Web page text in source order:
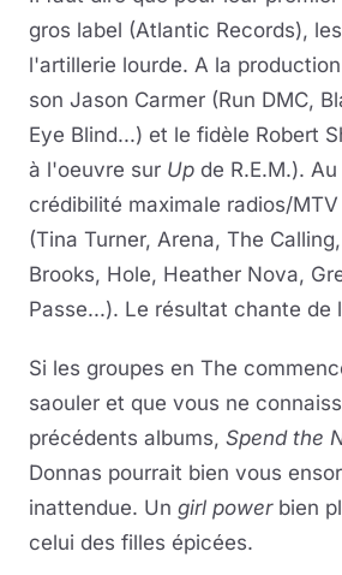
gros label (Atlantic Records),
l'artillerie lourde. A la
son Jason Carmer (Run DMC,
Eye Blind...) et le fidèle Robert
à l'oeuvre sur Up de R.E.M.).
crédibilité maximale radios/
(Tina Turner, Arena, The
Brooks, Hole, Heather Nova,
Passe...). Le résultat chante de
Si les groupes en The
saouler et que vous ne
précédents albums, Spend the
Donnas pourrait bien vous
inattendue. Un girl powerbien
celui des filles épicées.